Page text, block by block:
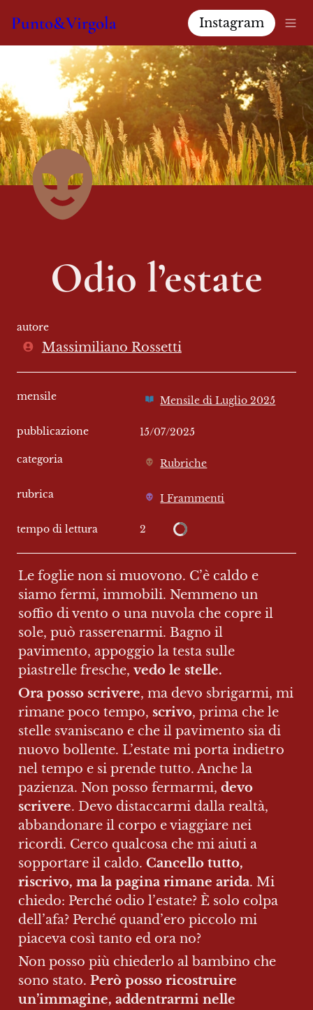
Punto&Virgola Instagram
Odio l’estate
autore
Massimiliano Rossetti
mensile Mensile di Luglio 2025
pubblicazione 15/07/2025
categoria Rubriche
rubrica I Frammenti
tempo di lettura 2
Le foglie non si muovono. C’è caldo e
siamo fermi, immobili. Nemmeno un
soffio di vento o una nuvola che copre il
sole, può rasserenarmi. Bagno il
pavimento, appoggio la testa sulle
piastrelle fresche, vedo le stelle.
Ora posso scrivere, ma devo sbrigarmi, mi
rimane poco tempo, scrivo, prima che le
stelle svaniscano e che il pavimento sia di
nuovo bollente. L’estate mi porta indietro
nel tempo e si prende tutto. Anche la
pazienza. Non posso fermarmi, devo
scrivere. Devo distaccarmi dalla realtà,
abbandonare il corpo e viaggiare nei
ricordi. Cerco qualcosa che mi aiuti a
sopportare il caldo. Cancello tutto,
riscrivo, ma la pagina rimane arida. Mi
chiedo: Perché odio l’estate? È solo colpa
dell’afa? Perché quand’ero piccolo mi
piaceva così tanto ed ora no?
Non posso più chiederlo al bambino che
sono stato. Però posso ricostruire
un’immagine, addentrarmi nelle